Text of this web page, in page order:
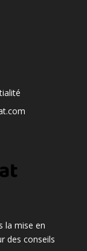
la mise en
des conseils